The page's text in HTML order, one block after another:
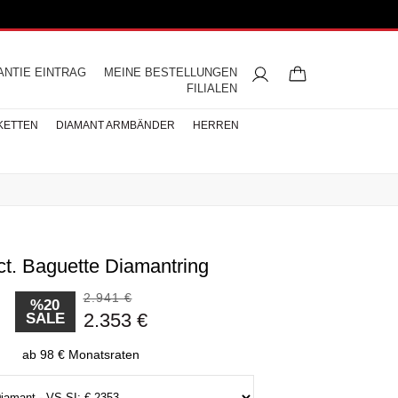
MEINE BESTELLUNGEN
EINTRAG
FILIALEN
Eheringe
Halbmemoire
Diamantringe
Perlen Ohrringe
Buchstaben Halskette
DIAMANT ARMBÄNDER HERREN
Herren Halsketten
Baguette Diamantring
%20
SALE
2.941 €
2.353 €
ab 98 € Monatsraten